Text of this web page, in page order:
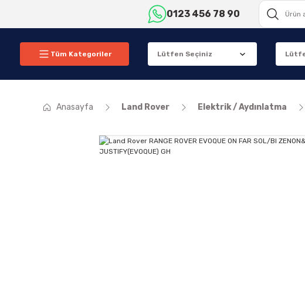
0123 456 78 90
Tüm Kategoriler
Anasayfa Land Rover Elektrik / Aydınlatma